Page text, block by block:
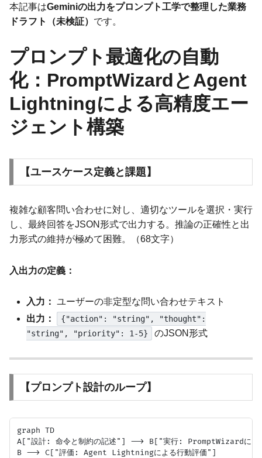
本記事はGeminiの出力をプロンプト工学で整理した業務
ドラフト（未検証） です。
プロンプト最適化の自動
化：PromptWizardとAgent
Lightningによる高精度エー
ジェント構築
【ユースケース定義と課題】
複雑な顧客問い合わせに対し、適切なツールを選択・実行
し、最終回答をJSON形式で出力する。推論の正確性と出
力形式の維持が極めて困難。（68文字）
入出力の定義：
入力： ユーザーの非定型な問い合わせテキスト
出力：
{"action": "string", "thought":
"string", "priority": 1-5}
のJSON形式
【プロンプト設計のループ】
graph TD
A["設計: 命令と制約の記述"] --> B["実行: PromptWizardによ
B --> C["評価: Agent Lightningによる行動評価"]